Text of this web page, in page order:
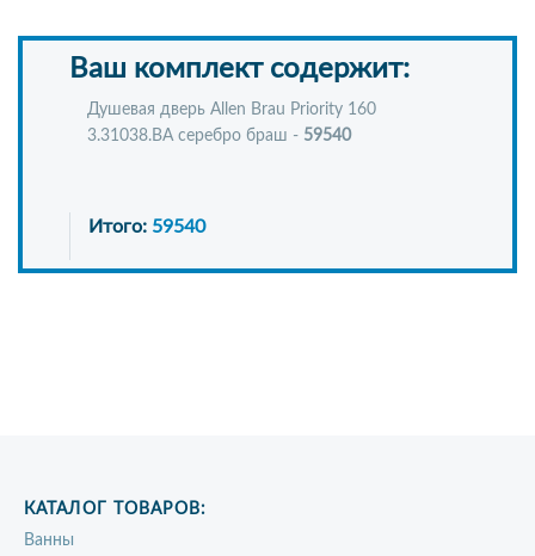
Ваш комплект содержит:
Душевая дверь Allen Brau Priority 160
3.31038.BA серебро браш - 59540
Итого: 59540
КАТАЛОГ ТОВАРОВ:
Ванны